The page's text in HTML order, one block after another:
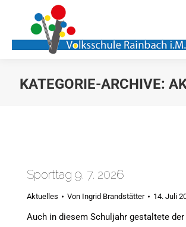
KATEGORIE-ARCHIVE:
Sporttag 9. 7. 2026
Aktuelles Von Ingrid Brandstätter 14. Juli
Auch in diesem Schuljahr gestaltete